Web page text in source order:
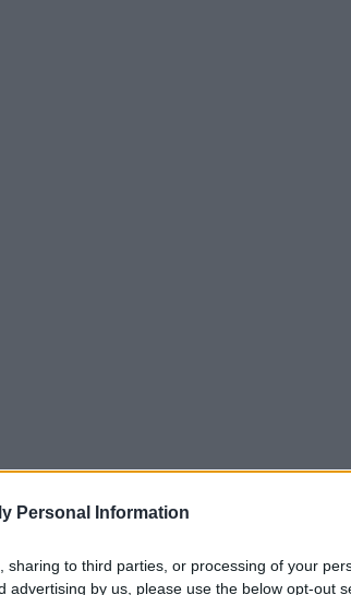
Personal Information
sharing to third parties, or processing of your
advertising by us, please use the below opt-out